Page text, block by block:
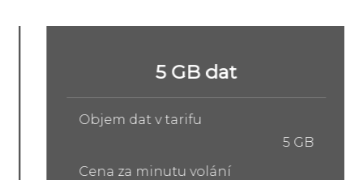
5 GB dat
Objem dat v tarifu
5 GB
Cena za minutu volání